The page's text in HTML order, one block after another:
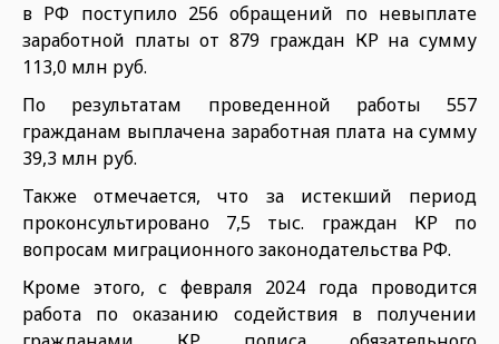
в РФ поступило 256 обращений по невыплате
заработной платы от 879 граждан КР на сумму
113,0 млн руб.
По результатам проведенной работы 557
гражданам выплачена заработная плата на сумму
39,3 млн руб.
Также отмечается, что за истекший период
проконсультировано 7,5 тыс. граждан КР по
вопросам миграционного законодательства РФ.
Кроме этого, с февраля 2024 года проводится
работа по оказанию содействия в получении